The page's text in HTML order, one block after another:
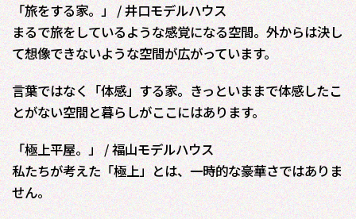
「旅をする家。」 / 井口モデルハウス
まるで旅をしているような感覚になる空間。外からは決し
て想像できないような空間が広がっています。
言葉ではなく「体感」する家。きっといままで体感したこ
とがない空間と暮らしがここにはあります。
「極上平屋。」 / 福山モデルハウス
私たちが考えた「極上」とは、一時的な豪華さではありま
せん。